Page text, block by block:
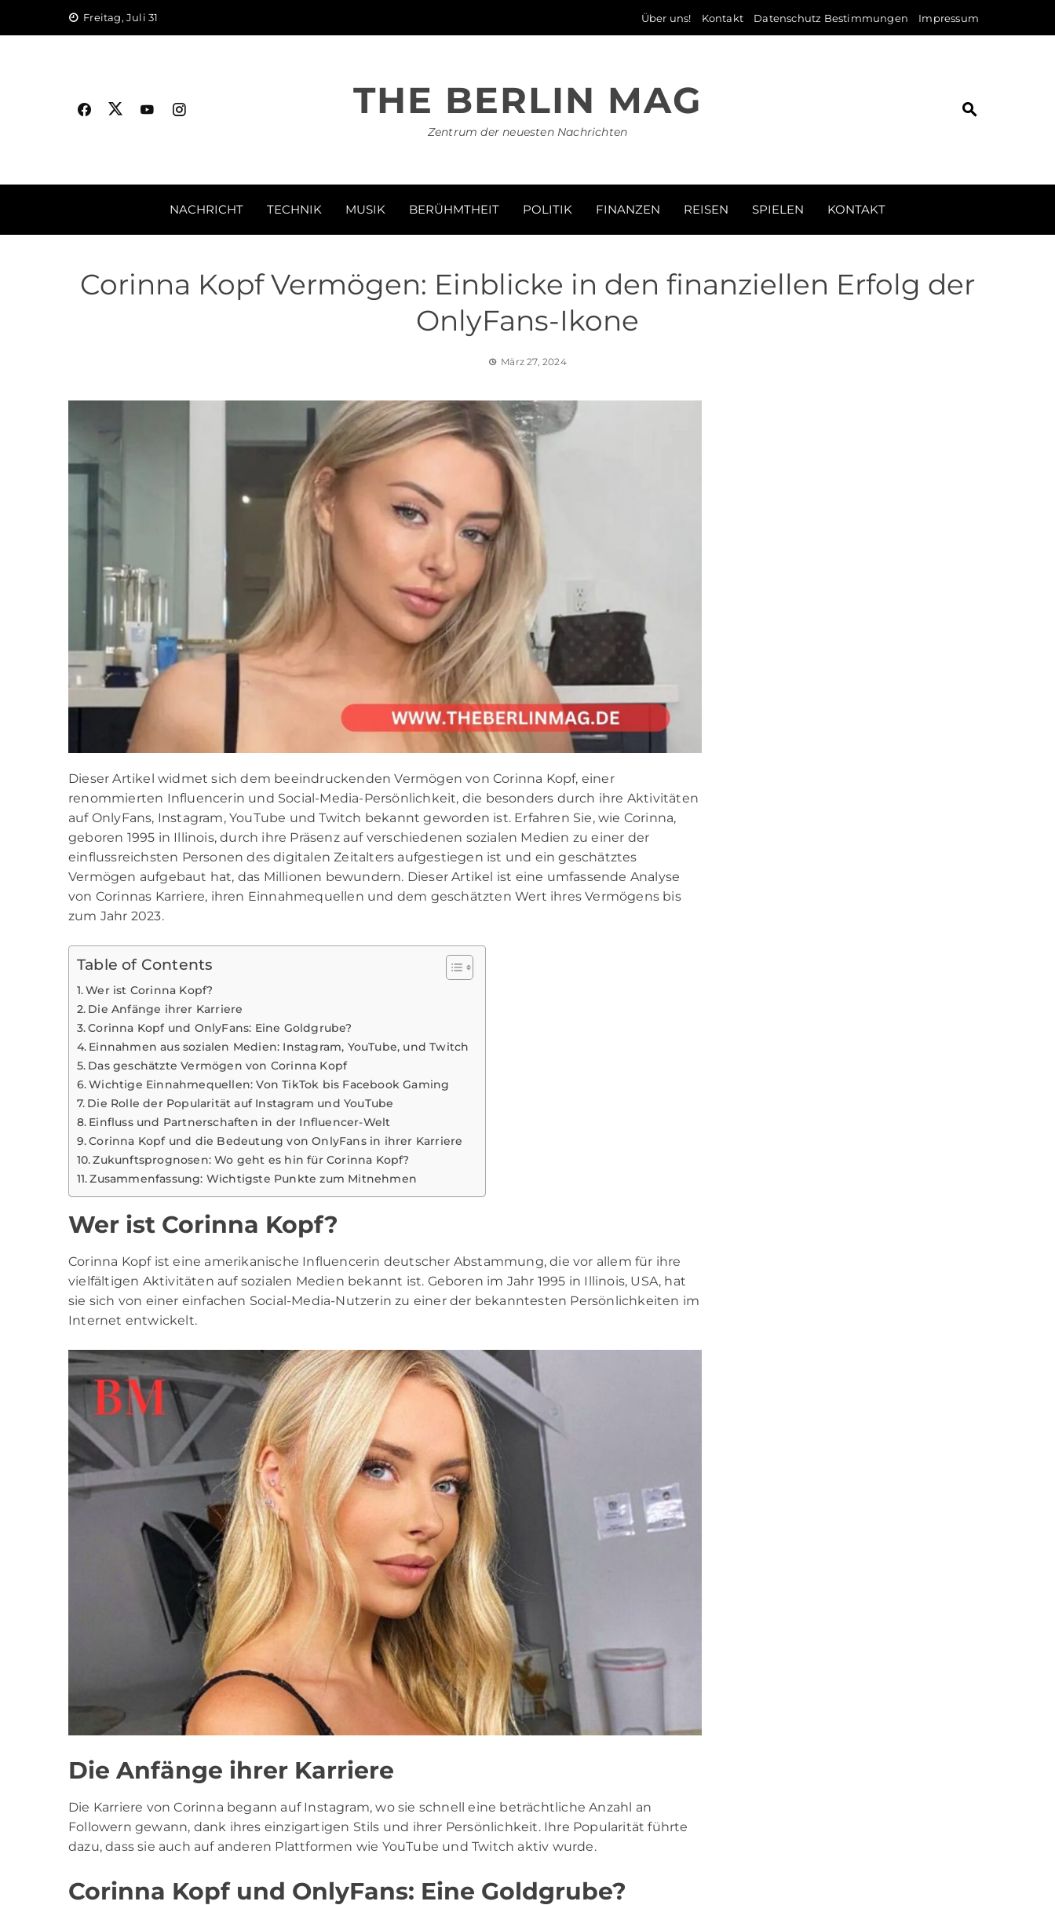
Freitag, Juli 31 Über uns! Kontakt Datenschutz Bestimmungen Impressum
THE BERLIN MAG
Zentrum der neuesten Nachrichten
NACHRICHT TECHNIK MUSIK BERÜHMTHEIT POLITIK FINANZEN REISEN SPIELEN KONTAKT
Corinna Kopf Vermögen: Einblicke in den finanziellen Erfolg der
OnlyFans-Ikone
März 27, 2024
Dieser Artikel widmet sich dem beeindruckenden Vermögen von Corinna Kopf, einer
renommierten Influencerin und Social-Media-Persönlichkeit, die besonders durch ihre Aktivitäten
auf OnlyFans, Instagram, YouTube und Twitch bekannt geworden ist. Erfahren Sie, wie Corinna,
geboren 1995 in Illinois, durch ihre Präsenz auf verschiedenen sozialen Medien zu einer der
einflussreichsten Personen des digitalen Zeitalters aufgestiegen ist und ein geschätztes
Vermögen aufgebaut hat, das Millionen bewundern. Dieser Artikel ist eine umfassende Analyse
von Corinnas Karriere, ihren Einnahmequellen und dem geschätzten Wert ihres Vermögens bis
zum Jahr 2023.
Table of Contents
Wer ist Corinna Kopf?
Die Anfänge ihrer Karriere
Corinna Kopf und OnlyFans: Eine Goldgrube?
Einnahmen aus sozialen Medien: Instagram, YouTube, und Twitch
Das geschätzte Vermögen von Corinna Kopf
Wichtige Einnahmequellen: Von TikTok bis Facebook Gaming
Die Rolle der Popularität auf Instagram und YouTube
Einfluss und Partnerschaften in der Influencer-Welt
Corinna Kopf und die Bedeutung von OnlyFans in ihrer Karriere
Zukunftsprognosen: Wo geht es hin für Corinna Kopf?
Zusammenfassung: Wichtigste Punkte zum Mitnehmen
Wer ist Corinna Kopf?
Corinna Kopf ist eine amerikanische Influencerin deutscher Abstammung, die vor allem für ihre
vielfältigen Aktivitäten auf sozialen Medien bekannt ist. Geboren im Jahr 1995 in Illinois, USA, hat
sie sich von einer einfachen Social-Media-Nutzerin zu einer der bekanntesten Persönlichkeiten im
Internet entwickelt.
Die Anfänge ihrer Karriere
Die Karriere von Corinna begann auf Instagram, wo sie schnell eine beträchtliche Anzahl an
Followern gewann, dank ihres einzigartigen Stils und ihrer Persönlichkeit. Ihre Popularität führte
dazu, dass sie auch auf anderen Plattformen wie YouTube und Twitch aktiv wurde.
Corinna Kopf und OnlyFans: Eine Goldgrube?